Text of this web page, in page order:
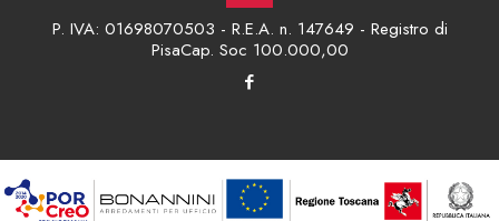
P. IVA: 01698070503 - R.E.A. n. 147649 - Registro di
PisaCap. Soc 100.000,00